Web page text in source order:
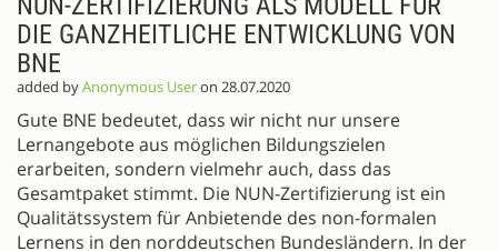
DIE GANZHEITLICHE ENTWICKLUNG VON
BNE
added byAnonymous Useron 28.07.2020
Gute BNE bedeutet, dass wir nicht nur unsere
Lernangebote aus möglichen Bildungszielen
erarbeiten, sondern vielmehr auch, dass das
Gesamtpaket stimmt. Die NUN-Zertifizierung ist ein
Qualitätssystem für Anbietende des non-formalen
Lernens in den norddeutschen Bundesländern. In der